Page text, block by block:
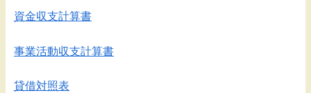
資金収支計算書
事業活動収支計算書
貸借対照表